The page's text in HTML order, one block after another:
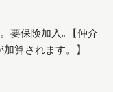
要保険加入｡【仲介
算されます。】